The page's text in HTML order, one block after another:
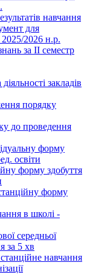
навчання
для
2025/2026 н.р.
за ІІ семестр
закладів
порядку
до проведення
форму
освіти
форму здобуття
форму
в школі -
середньої
за 5 хв
навчання